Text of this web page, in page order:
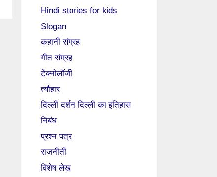
Hindi stories for kids
Slogan
कहानी संग्रह
गीत संग्रह
टेक्नोलॉजी
त्यौहार
दिल्ली दर्शन दिल्ली का इतिहास
निबंध
प्रश्न पत्र
राजनीती
विशेष लेख